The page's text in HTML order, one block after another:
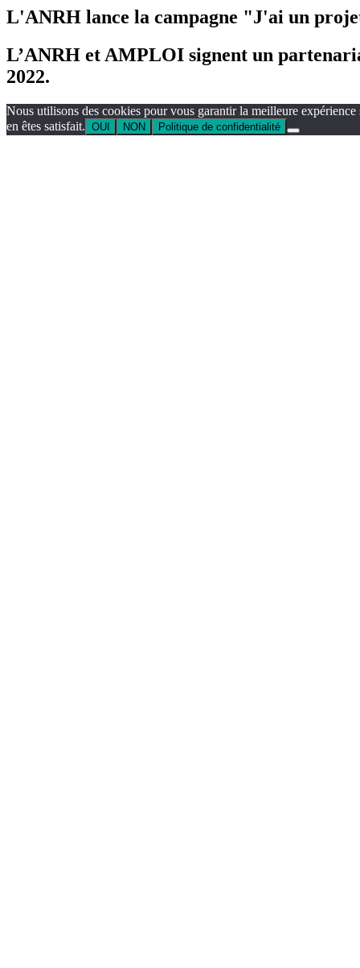
L'ANRH lance la campagne "J'ai un
L’ANRH et AMPLOI signent un
2022.
Nous utilisons des cookies pour vous garantir la meilleure
en êtes satisfait. OUI NON Politique de confidentialité